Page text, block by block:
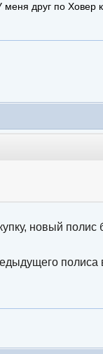
друг по Ховер
новый полис